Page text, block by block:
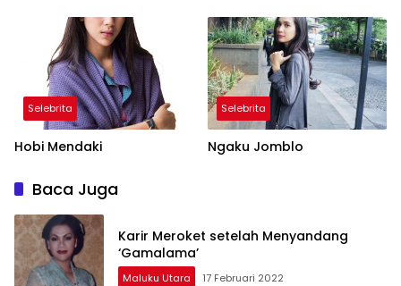
Selebrita
Hobi Mendaki
Selebrita
Ngaku Jomblo
Baca Juga
Karir Meroket setelah Menyandang
‘Gamalama’
Maluku Utara 17 Februari 2022